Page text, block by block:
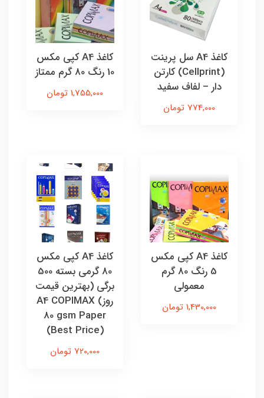
کاغذ A4 سل پرینت
(Cellprint) کارتن
دار – لفاف سفید
774,000 تومان
کاغذ A4 کپی مکس
10 رنگ 80 گرم ممتاز
1,755,000 تومان
کاغذ A4 کپی مکس
5 رنگ 80 گرم
معمولی
1,430,000 تومان
کاغذ A4 کپی مکس
80 گرمی بسته 500
برگی (بهترین قیمت
روز) A4 COPIMAX
80 gsm Paper
(Best Price)
720,000 تومان